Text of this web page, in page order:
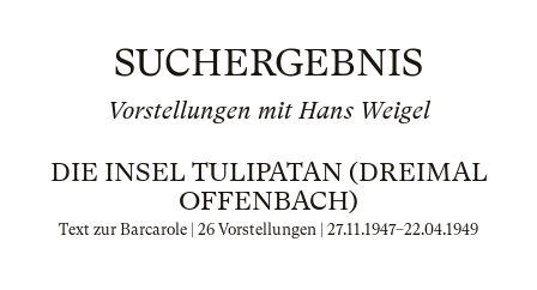
SUCHERGEBNIS
Vorstellungen mit Hans Weigel
DIE INSEL TULIPATAN (DREIMAL
OFFENBACH)
Text zur Barcarole | 26 Vorstellungen | 27.11.1947–22.04.1949